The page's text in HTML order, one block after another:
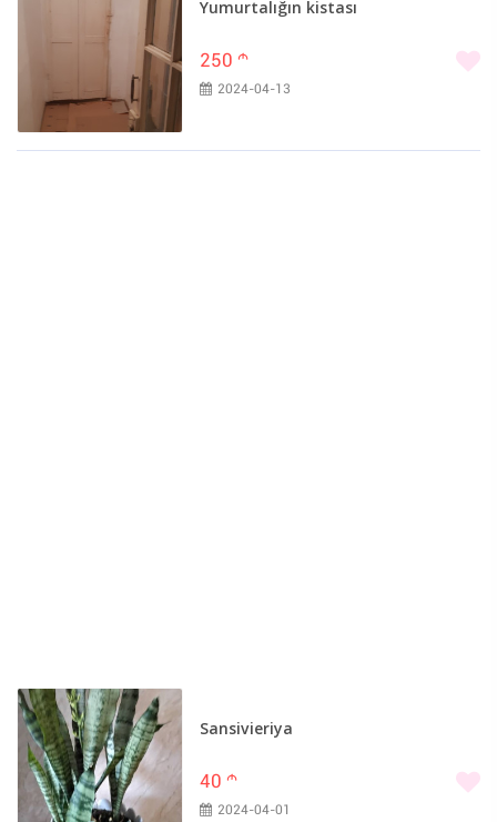
Yumurtalığın kistası
250 m
2024-04-13
Sansivieriya
40 m
2024-04-01